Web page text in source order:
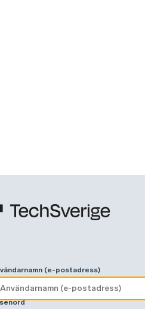
(e-postadress)